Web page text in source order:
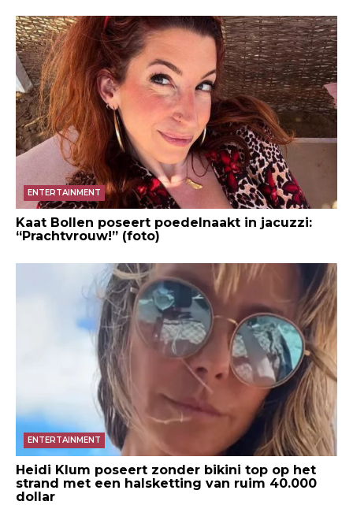
ENTERTAINMENT
Kaat Bollen poseert poedelnaakt in jacuzzi:
“Prachtvrouw!” (foto)
ENTERTAINMENT
Heidi Klum poseert zonder bikini top op het
strand met een halsketting van ruim 40.000
dollar